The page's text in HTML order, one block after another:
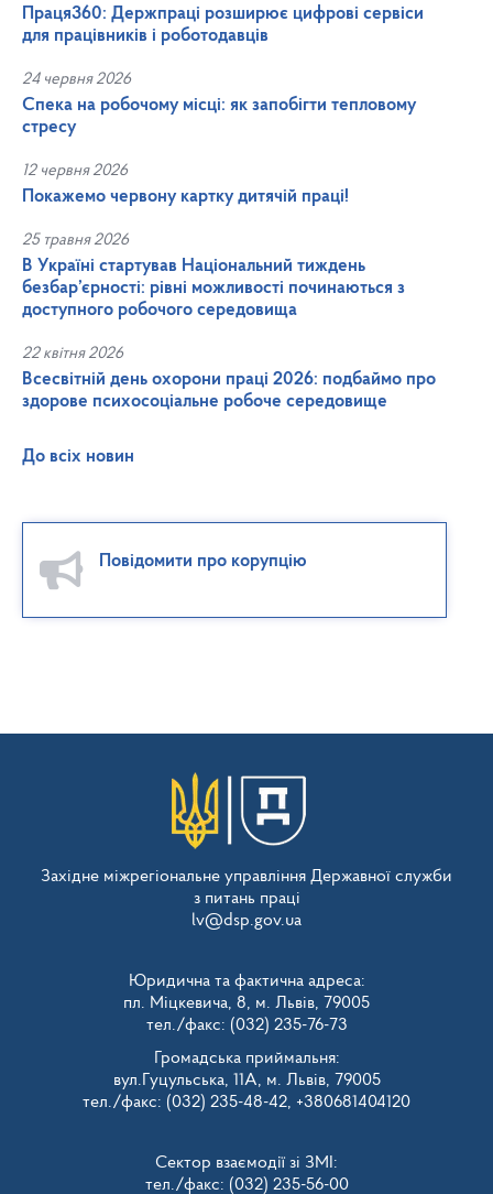
Праця360: Держпраці розширює цифрові сервіси
для працівників і роботодавців
24 червня 2026
Спека на робочому місці: як запобігти тепловому
стресу
12 червня 2026
Покажемо червону картку дитячій праці!
25 травня 2026
В Україні стартував Національний тиждень
безбар’єрності: рівні можливості починаються з
доступного робочого середовища
22 квітня 2026
Всесвітній день охорони праці 2026: подбаймо про
здорове психосоціальне робоче середовище
До всіх новин
Повідомити про корупцію
Західне міжрегіональне управління Державної служби
з питань праці
lv@dsp.gov.ua
Юридична та фактична адреса:
пл. Міцкевича, 8, м. Львів, 79005
тел./факс: (032) 235-76-73
Громадська приймальня:
вул.Гуцульська, 11А, м. Львів, 79005
тел./факс: (032) 235-48-42, +380681404120
Сектор взаємодії зі ЗМІ:
тел./факс: (032) 235-56-00